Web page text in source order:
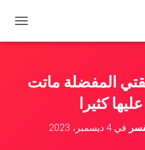
ب
المفضلة ماتت
كثيرا
في 4 ديسمبر، 2023